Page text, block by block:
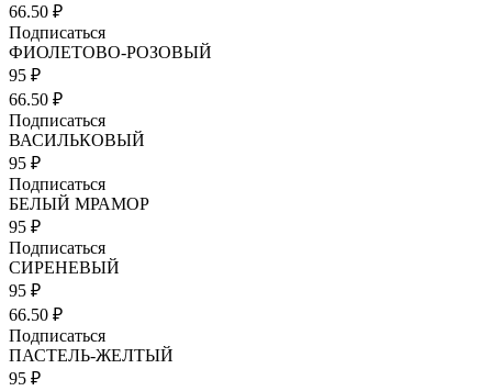
66.50 ₽
Подписаться
ФИОЛЕТОВО-РОЗОВЫЙ
95 ₽
66.50 ₽
Подписаться
ВАСИЛЬКОВЫЙ
95 ₽
Подписаться
БЕЛЫЙ МРАМОР
95 ₽
Подписаться
СИРЕНЕВЫЙ
95 ₽
66.50 ₽
Подписаться
ПАСТЕЛЬ-ЖЕЛТЫЙ
95 ₽